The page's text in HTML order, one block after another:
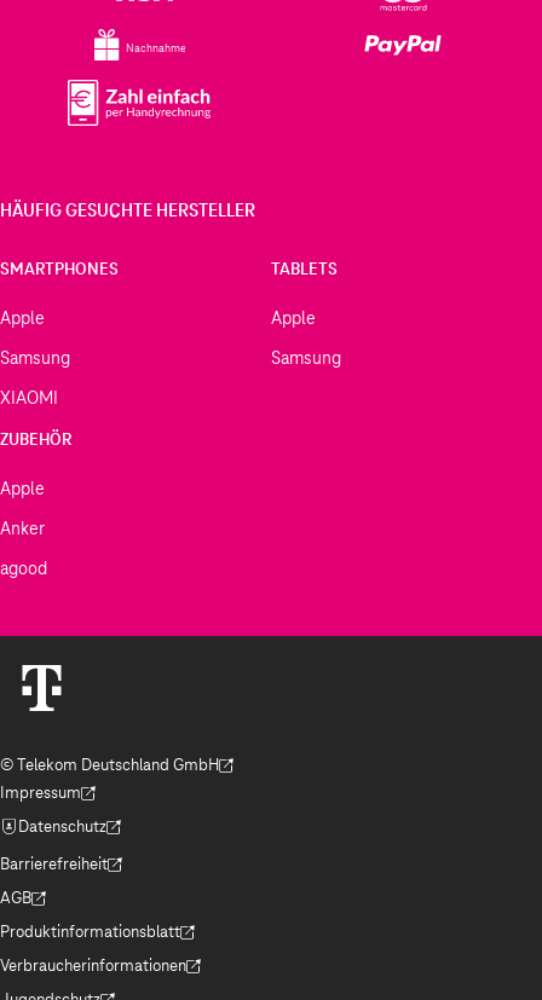
Nachnahme
HÄUFIG GESUCHTE HERSTELLER
SMARTPHONES
Apple
Samsung
XIAOMI
TABLETS
Apple
Samsung
ZUBEHÖR
Apple
Anker
agood
© Telekom Deutschland GmbH
(Der Link wird in einem neuen Tab geöffnet)
Impressum
(Der Link wird in einem neuen Tab geöffnet)
Datenschutz
(Der Link wird in einem neuen Tab geöffnet)
Barrierefreiheit
(Der Link wird in einem neuen Tab geöffnet)
AGB
(Der Link wird in einem neuen Tab geöffnet)
Produktinformationsblatt
(Der Link wird in einem neuen Tab geöffnet)
Verbraucherinformationen
(Der Link wird in einem neuen Tab geöffnet)